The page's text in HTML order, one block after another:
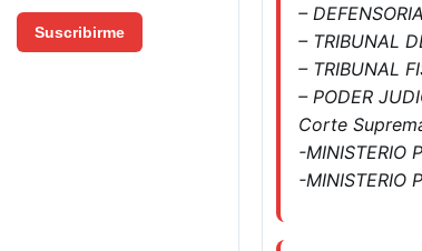
Suscribirme
–
– TRIBUNAL
– TRIBUNAL
– PODER
Corte
-MINISTERIO
-MINISTERIO